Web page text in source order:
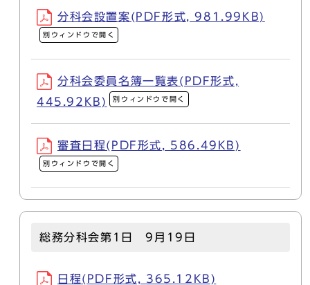
分科会設置案(PDF形式, 981.99KB)
別ウィンドウで開く
分科会委員名簿一覧表(PDF形式,
445.92KB)
別ウィンドウで開く
審査日程(PDF形式, 586.49KB)
別ウィンドウで開く
総務分科会第1日 9月19日
日程(PDF形式, 365.12KB)